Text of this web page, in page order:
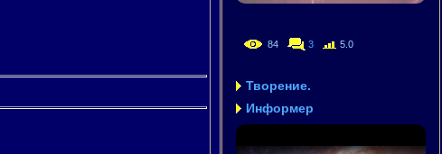
84 3 5.0
Творение.
Информер